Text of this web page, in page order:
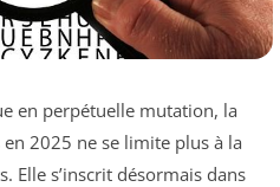
en perpétuelle mutation, la
2025 ne se limite plus à la
Elle s’inscrit désormais dans